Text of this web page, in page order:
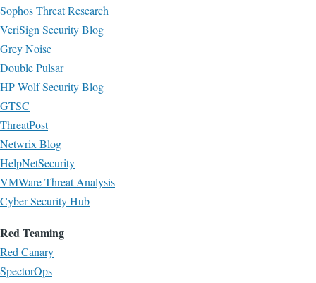
Sophos Threat Research
VeriSign Security Blog
Grey Noise
Double Pulsar
HP Wolf Security Blog
GTSC
ThreatPost
Netwrix Blog
HelpNetSecurity
VMWare Threat Analysis
Cyber Security Hub
Red Teaming
Red Canary
SpectorOps